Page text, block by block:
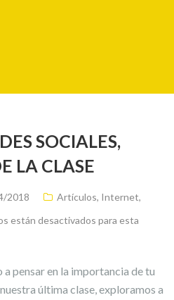
SOCIALES,
LA CLASE
2018 Artículos, Internet,
están desactivados para esta
a pensar en la importancia de tu
última clase, exploramos a